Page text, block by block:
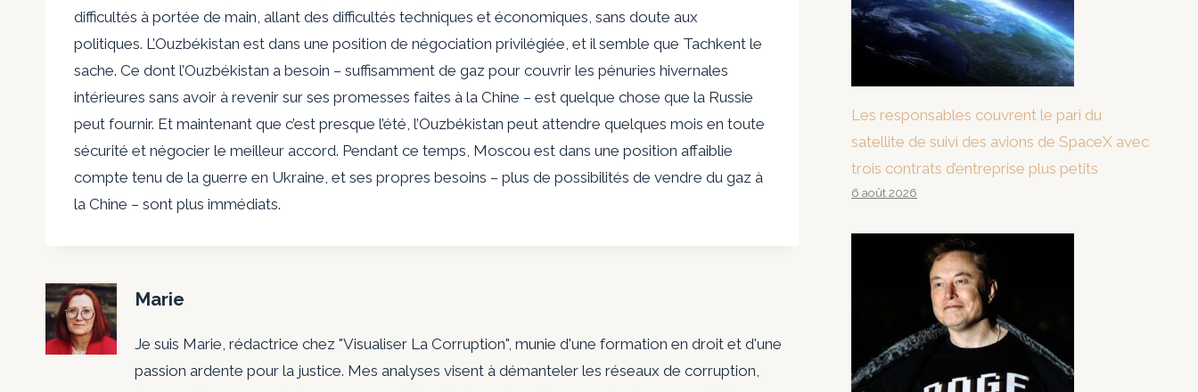
difficultés à portée de main, allant des difficultés techniques et économiques, sans doute aux
politiques. L’Ouzbékistan est dans une position de négociation privilégiée, et il semble que Tachkent le
sache. Ce dont l’Ouzbékistan a besoin – suffisamment de gaz pour couvrir les pénuries hivernales
intérieures sans avoir à revenir sur ses promesses faites à la Chine – est quelque chose que la Russie
peut fournir. Et maintenant que c’est presque l’été, l’Ouzbékistan peut attendre quelques mois en toute
sécurité et négocier le meilleur accord. Pendant ce temps, Moscou est dans une position affaiblie
compte tenu de la guerre en Ukraine, et ses propres besoins – plus de possibilités de vendre du gaz à
la Chine – sont plus immédiats.
Marie
Je suis Marie, rédactrice chez "Visualiser La Corruption", munie d'une formation en droit et d'une
passion ardente pour la justice. Mes analyses visent à démanteler les réseaux de corruption,
Les responsables couvrent le pari du
satellite de suivi des avions de SpaceX avec
trois contrats d’entreprise plus petits
6 août 2026